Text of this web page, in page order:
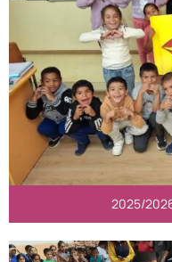
2025/